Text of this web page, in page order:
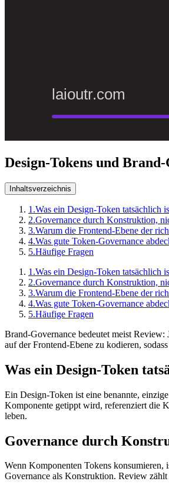
Design-Tokens und
Inhaltsverzeichnis
1.Was ein Design-Token tatsächlich
2.Governance durch Konstruktion,
3.Warum die Frontend-Ebene der
4.Was gute Token-Governance
5.Häufige Fragen
1.Was ein Design-Token tatsächlich
2.Governance durch Konstruktion,
3.Warum die Frontend-Ebene der
4.Was gute Token-Governance
5.Häufige Fragen
Brand-Governance bedeutet meist
auf der Frontend-Ebene zu kodieren,
Was ein Design-Token
Ein Design-Token ist eine benannte,
Komponente getippt wird, referenziert die
leben.
Governance durch
Wenn Komponenten Tokens konsumieren,
Governance als Konstruktion. Review